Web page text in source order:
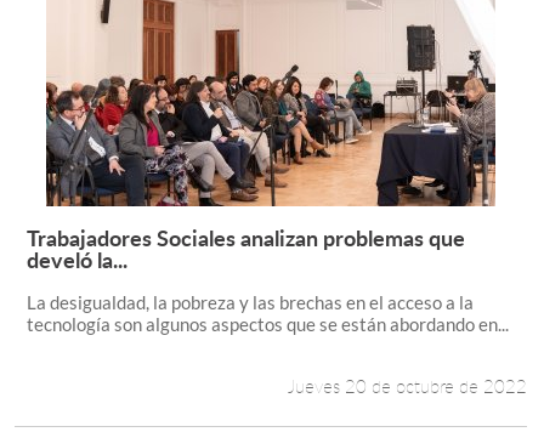
Leer más +
Trabajadores Sociales analizan problemas que
develó la...
La desigualdad, la pobreza y las brechas en el acceso a la
tecnología son algunos aspectos que se están abordando en...
Jueves 20 de octubre de 2022